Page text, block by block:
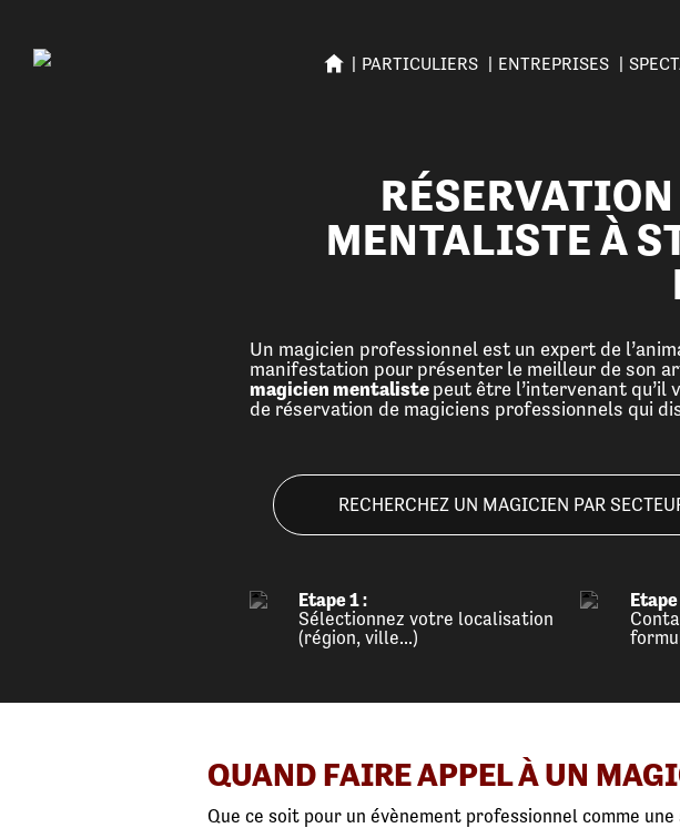
PARTICULIERS ENTREPRISES
MENTALISTE À
Un magicien professionnel est un expert de
manifestation pour présenter le meilleur de son
magicien mentalistepeut être l’intervenant qu’il
de réservation de magiciens professionnels qui
RECHERCHEZ UN MAGICIEN PAR
Etape 1 :
Sélectionnez votre localisation
(région, ville...)
Etape
QUAND FAIRE APPEL À UN
Que ce soit pour un évènement professionnel comme